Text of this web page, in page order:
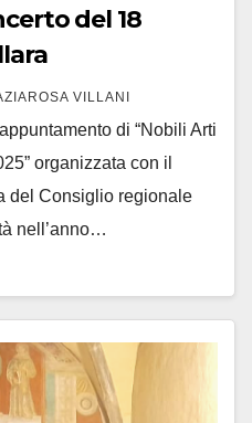
del 18
VILLANI
di “Nobili Arti
organizzata con il
del Consiglio regionale
nell’anno…